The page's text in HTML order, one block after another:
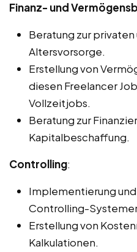
Finanz- und
Beratung zur
Altersvorsorge.
Erstellung von
diesen Freelancer
Vollzeitjobs.
Beratung zur
Kapitalbeschaffung.
Controlling:
Implementierung
Controlling-
Erstellung von
Kalkulationen.